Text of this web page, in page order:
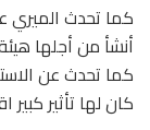
كما تحدث الميري
أنشأ من أجلها
كما تحدث عن
كان لها تأثير كبير